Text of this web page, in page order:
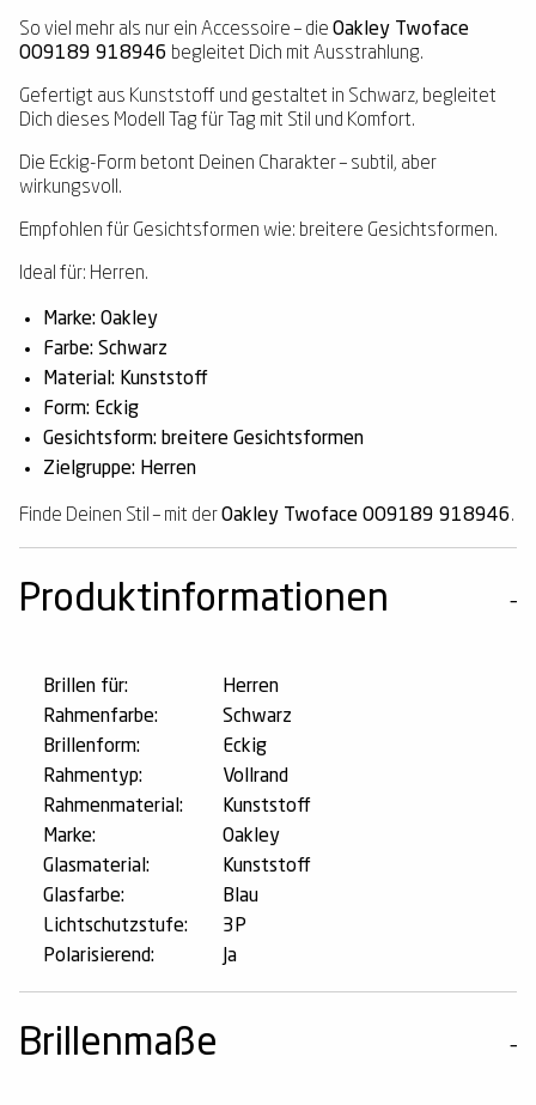
So viel mehr als nur ein Accessoire – die Oakley Twoface
OO9189 918946 begleitet Dich mit Ausstrahlung.
Gefertigt aus Kunststoff und gestaltet in Schwarz, begleitet
Dich dieses Modell Tag für Tag mit Stil und Komfort.
Die Eckig-Form betont Deinen Charakter – subtil, aber
wirkungsvoll.
Empfohlen für Gesichtsformen wie: breitere Gesichtsformen.
Ideal für: Herren.
Marke: Oakley
Farbe: Schwarz
Material: Kunststoff
Form: Eckig
Gesichtsform: breitere Gesichtsformen
Zielgruppe: Herren
Finde Deinen Stil – mit derOakley Twoface OO9189 918946.
Produktinformationen
Brillen für:
Herren
Rahmenfarbe:
Schwarz
Brillenform:
Eckig
Rahmentyp:
Vollrand
Rahmenmaterial:
Kunststoff
Marke:
Oakley
Glasmaterial:
Kunststoff
Glasfarbe:
Blau
Lichtschutzstufe:
3P
Polarisierend:
Ja
Brillenmaße